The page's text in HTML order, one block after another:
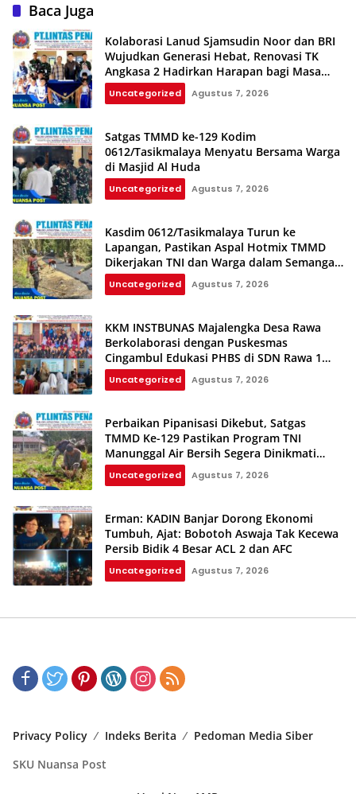
Baca Juga
Kolaborasi Lanud Sjamsudin Noor dan BRI
Wujudkan Generasi Hebat, Renovasi TK
Angkasa 2 Hadirkan Harapan bagi Masa
Depan Anak
Uncategorized Agustus 7, 2026
Satgas TMMD ke-129 Kodim
0612/Tasikmalaya Menyatu Bersama Warga
di Masjid Al Huda
Uncategorized Agustus 7, 2026
Kasdim 0612/Tasikmalaya Turun ke
Lapangan, Pastikan Aspal Hotmix TMMD
Dikerjakan TNI dan Warga dalam Semangat
Gotong Royong
Uncategorized Agustus 7, 2026
KKM INSTBUNAS Majalengka Desa Rawa
Berkolaborasi dengan Puskesmas
Cingambul Edukasi PHBS di SDN Rawa 1
dan SDN Rawa 3
Uncategorized Agustus 7, 2026
Perbaikan Pipanisasi Dikebut, Satgas
TMMD Ke-129 Pastikan Program TNI
Manunggal Air Bersih Segera Dinikmati
Warga Kampung Sesor
Uncategorized Agustus 7, 2026
Erman: KADIN Banjar Dorong Ekonomi
Tumbuh, Ajat: Bobotoh Aswaja Tak Kecewa
Persib Bidik 4 Besar ACL 2 dan AFC
Uncategorized Agustus 7, 2026
Privacy Policy Indeks Berita
Pedoman Media Siber
SKU Nuansa Post